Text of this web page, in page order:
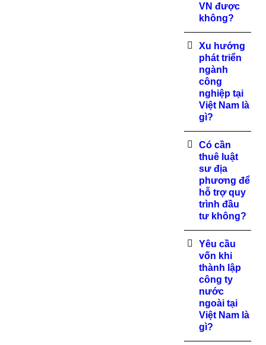
VN được
không?
Xu hướng
phát triển
ngành
công
nghiệp tại
Việt Nam là
gì?
Có cần
thuê luật
sư địa
phương để
hỗ trợ quy
trình đầu
tư không?
Yêu cầu
vốn khi
thành lập
công ty
nước
ngoài tại
Việt Nam là
gì?